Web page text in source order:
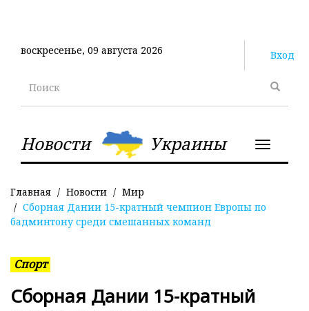
содержанию
воскресенье, 09 августа 2026 Вход
Поиск
Новости Украины
Toggle
Главная Новости
Мир
Сборная Дании 15-кратный чемпион Европы по
бадминтону среди смешанных команд
Сборная Дании 15-кратный
Спорт